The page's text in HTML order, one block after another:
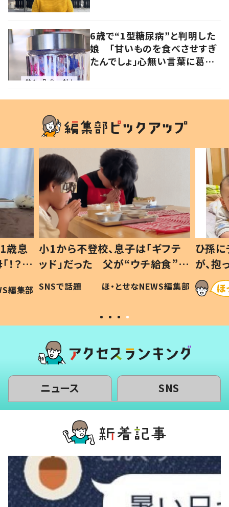
6歳で“1型糖尿病”と判明した
娘 「甘いものを食べさせすぎ
たんでしょ」心無い言葉に葛藤
歳息
？」
編集部
小1から不登校、息子は「ギフテ
ッド」だった 父が“ウチ給食”を
作り続ける理由とは #令和の親
#令和の子
SNSで話題 ほ・とせなNEWS編集部
ひ孫
が、
「涙が
い」
ニュース SNS